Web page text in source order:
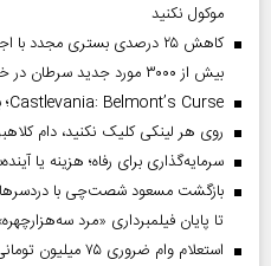
موکول نکنید
کاهش ۲۵ درصدی بستری مجدد
بیش از ۳۰۰۰ مورد جدید سرطان در خانواده بیماران
Castlevania: Belmont’s Curse؛ بازگشت باشکوه شکارچیان خون‌آشام
روی هر لینکی کلیک نکنید، دام
سرمایه‌گذاری برای رفاه؛ هزینه یا
بازگشت مسعود شصت‌چی با دردسر‌های
تا پایان فیلمبرداری «مرد
استعلام وام